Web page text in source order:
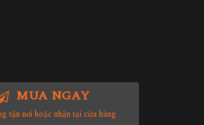
MUA NGAY
tận nơi hoặc nhận tại cửa hàng